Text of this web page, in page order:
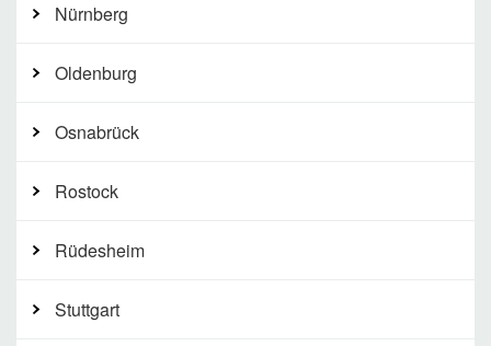
Nürnberg
Oldenburg
Osnabrück
Rostock
Rüdesheim
Stuttgart